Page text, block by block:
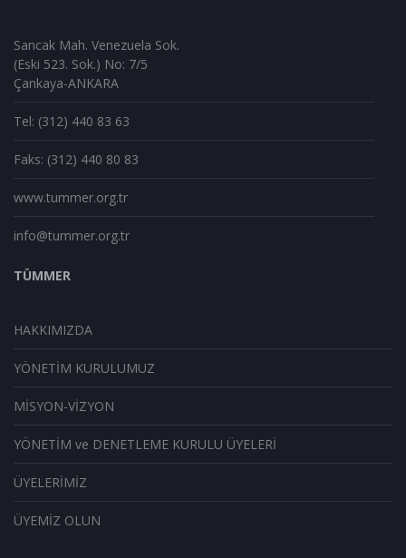
Sancak Mah. Venezuela Sok.
(Eski 523. Sok.) No: 7/5
Çankaya-ANKARA
Tel: (312) 440 83 63
Faks: (312) 440 80 83
www.tummer.org.tr
info@tummer.org.tr
TÜMMER
HAKKIMIZDA
YÖNETİM KURULUMUZ
MİSYON-VİZYON
YÖNETİM ve DENETLEME KURULU ÜYELERİ
ÜYELERİMİZ
ÜYEMİZ OLUN